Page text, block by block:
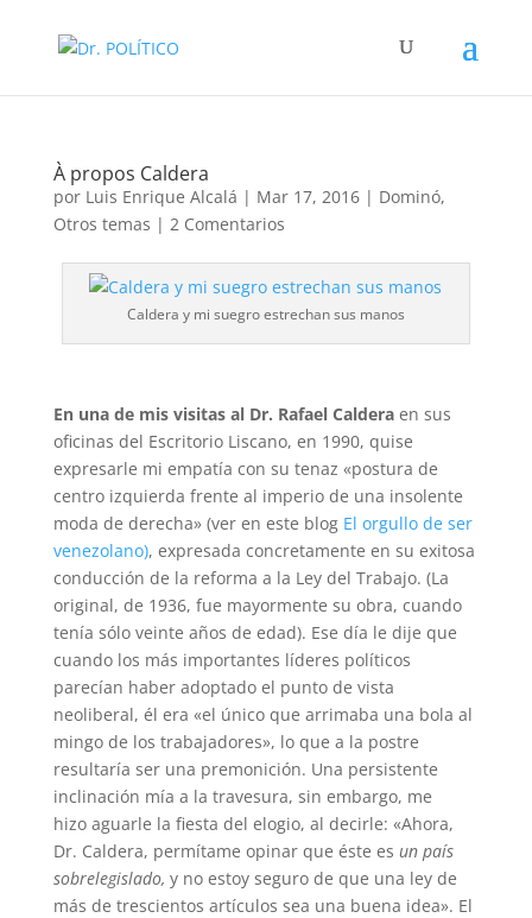
À propos Caldera
por Luis Enrique Alcalá | Mar 17, 2016| Dominó,
Otros temas | 2 Comentarios
Caldera y mi suegro estrechan sus manos
En una de mis visitas al Dr. Rafael Caldera en sus
oficinas del Escritorio Liscano, en 1990, quise
expresarle mi empatía con su tenaz «postura de
centro izquierda frente al imperio de una insolente
moda de derecha» (ver en este blog El orgullo de ser
venezolano), expresada concretamente en su exitosa
conducción de la reforma a la Ley del Trabajo. (La
original, de 1936, fue mayormente su obra, cuando
tenía sólo veinte años de edad). Ese día le dije que
cuando los más importantes líderes políticos
parecían haber adoptado el punto de vista
neoliberal, él era «el único que arrimaba una bola al
mingo de los trabajadores», lo que a la postre
resultaría ser una premonición. Una persistente
inclinación mía a la travesura, sin embargo, me
hizo aguarle la fiesta del elogio, al decirle: «Ahora,
Dr. Caldera, permítame opinar que éste es un país
sobrelegislado, y no estoy seguro de que una ley de
más de trescientos artículos sea una buena idea». El